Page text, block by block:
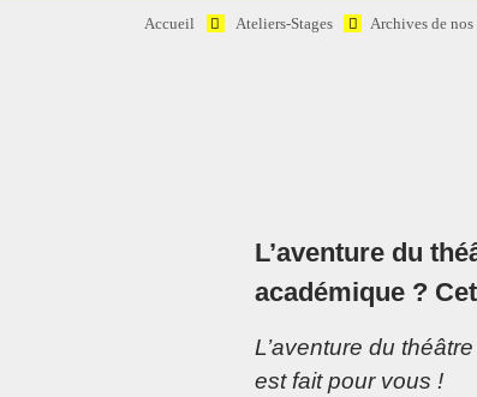
Accueil Ateliers-Stages Archives de nos
L’aventure du
académique ?
L’aventure du
est fait pour vous !